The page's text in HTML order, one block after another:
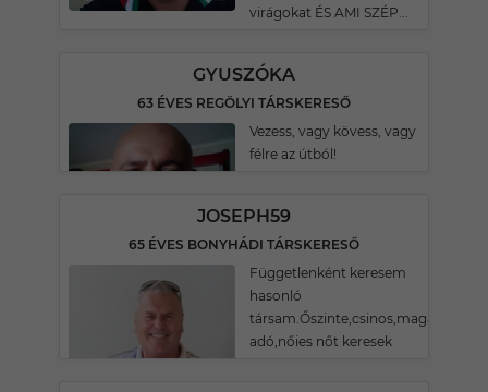
virágokat ÉS AMI SZÉP...
GYUSZÓKA
63 ÉVES REGÖLYI TÁRSKERESŐ
Vezess, vagy kövess, vagy
félre az útból!
JOSEPH59
65 ÉVES BONYHÁDI TÁRSKERESŐ
Függetlenként keresem
hasonló
társam.Őszinte,csinos,magára
adó,nőies nőt keresek